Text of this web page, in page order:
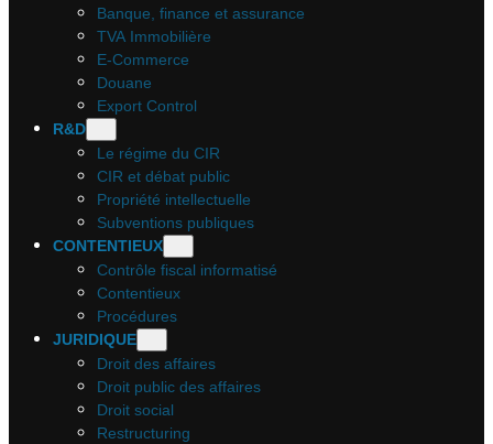
Banque, finance et assurance
TVA Immobilière
E-Commerce
Douane
Export Control
R&D
Le régime du CIR
CIR et débat public
Propriété intellectuelle
Subventions publiques
CONTENTIEUX
Contrôle fiscal informatisé
Contentieux
Procédures
JURIDIQUE
Droit des affaires
Droit public des affaires
Droit social
Restructuring